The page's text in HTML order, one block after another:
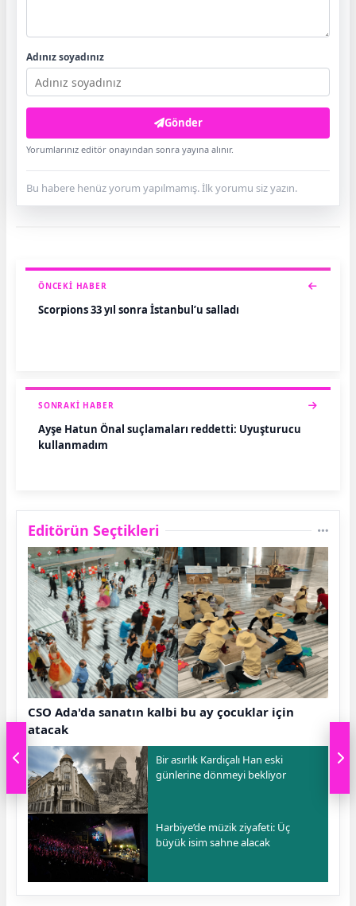
Adınız soyadınız
Gönder
Yorumlarınız editör onayından sonra yayına alınır.
Bu habere henüz yorum yapılmamış. İlk yorumu siz yazın.
ÖNCEKI HABER
Scorpions 33 yıl sonra İstanbul’u salladı
SONRAKI HABER
Ayşe Hatun Önal suçlamaları reddetti: Uyuşturucu
kullanmadım
Editörün Seçtikleri
CSO Ada'da sanatın kalbi bu ay çocuklar için
atacak
Bir asırlık Kardiçalı Han eski
günlerine dönmeyi bekliyor
Harbiye’de müzik ziyafeti: Üç
büyük isim sahne alacak